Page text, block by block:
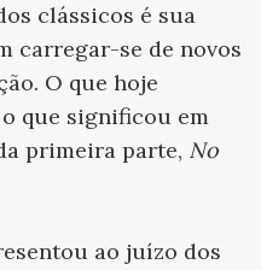
clássicos é sua
carregar-se de novos
O que hoje
que significou em
primeira parte, No
ao juízo dos